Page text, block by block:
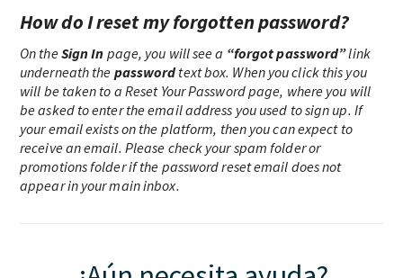
How do I reset my forgotten password?
On theSign In page, you will see a “forgot password”link
underneath the passwordtext box. When you click this you
will be taken to a Reset Your Password page, where you will
be asked to enter the email address you used to sign up. If
your email exists on the platform, then you can expect to
receive an email. Please check your spam folder or
promotions folder if the password reset email does not
appear in your main inbox.